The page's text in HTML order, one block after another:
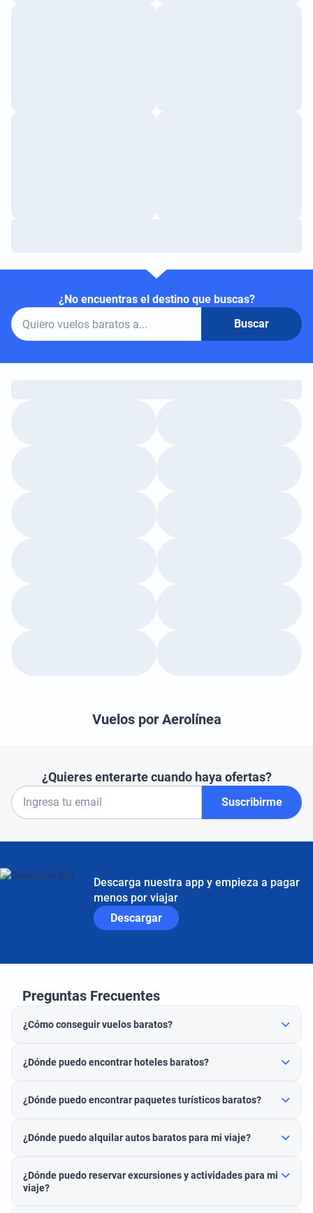
¿No encuentras el destino que buscas?
Vuelos por Aerolínea
¿Quieres enterarte cuando haya ofertas?
Suscribirme
Descarga nuestra app y empieza a pagar
menos por viajar
Descargar
Preguntas Frecuentes
¿Cómo conseguir vuelos baratos?
¿Dónde puedo encontrar hoteles baratos?
¿Dónde puedo encontrar paquetes turísticos baratos?
¿Dónde puedo alquilar autos baratos para mi viaje?
¿Dónde puedo reservar excursiones y actividades para mi
viaje?